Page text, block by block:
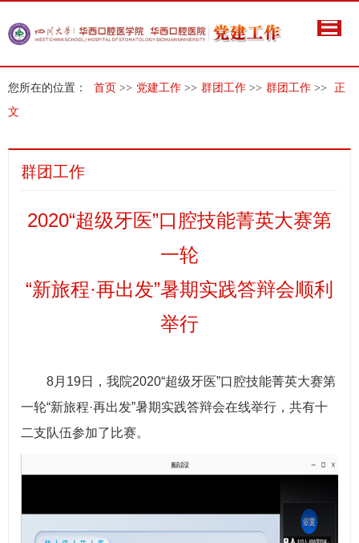
您所在的位置： 首页 >> 党建工作 >> 群团工作 >> 群团工作 >>
正
文
群团工作
2020“超级牙医”口腔技能菁英大赛第
一轮
“新旅程·再出发”暑期实践答辩会顺利
举行
8月19日，我院2020“超级牙医”口腔技能菁英大赛第
一轮“新旅程·再出发”暑期实践答辩会在线举行，共有十
二支队伍参加了比赛。